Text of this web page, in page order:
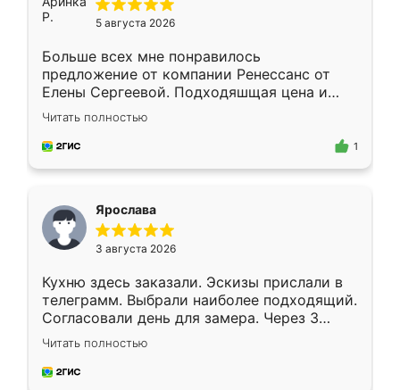
5 августа 2026
Больше всех мне понравилось
предложение от компании Ренессанс от
Елены Сергеевой. Подходяшщая цена и
короткие сроки изготовления. Приехавший
для замера сотрудник Владислав
предложил по моему эскизу самый
Читать полностью
1
Ярослава
3 августа 2026
Кухню здесь заказали. Эскизы прислали в
телеграмм. Выбрали наиболее подходящий.
Согласовали день для замера. Через 3
недели кухня была уже готова. Остались
довольны работой. Спасибо Ренессанс
мебель за качественную работу!
Читать полностью